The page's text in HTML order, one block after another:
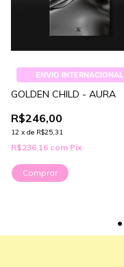
ENVIO INTERNACIONAL
GOLDEN CHILD - AURA
R$246,00
12 x de R$25,31
R$236,16 com Pix
Comprar